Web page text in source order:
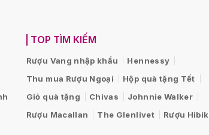
TOP TÌM KIẾM
Rượu Vang nhập khẩu
Hennessy
Thu mua Rượu Ngoại
Hộp quà tặng Tết
Giỏ quà tặng
Chivas
Johnnie Walker
Rượu Macallan
The Glenlivet Rượu